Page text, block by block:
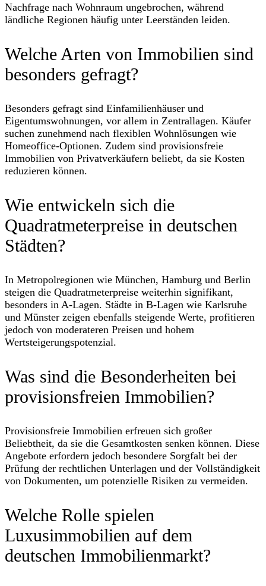
Nachfrage nach Wohnraum ungebrochen, während
ländliche Regionen häufig unter Leerständen leiden.
Welche Arten von Immobilien sind
besonders gefragt?
Besonders gefragt sind Einfamilienhäuser und
Eigentumswohnungen, vor allem in Zentrallagen. Käufer
suchen zunehmend nach flexiblen Wohnlösungen wie
Homeoffice-Optionen. Zudem sind provisionsfreie
Immobilien von Privatverkäufern beliebt, da sie Kosten
reduzieren können.
Wie entwickeln sich die
Quadratmeterpreise in deutschen
Städten?
In Metropolregionen wie München, Hamburg und Berlin
steigen die Quadratmeterpreise weiterhin signifikant,
besonders in A-Lagen. Städte in B-Lagen wie Karlsruhe
und Münster zeigen ebenfalls steigende Werte, profitieren
jedoch von moderateren Preisen und hohem
Wertsteigerungspotenzial.
Was sind die Besonderheiten bei
provisionsfreien Immobilien?
Provisionsfreie Immobilien erfreuen sich großer
Beliebtheit, da sie die Gesamtkosten senken können. Diese
Angebote erfordern jedoch besondere Sorgfalt bei der
Prüfung der rechtlichen Unterlagen und der Vollständigkeit
von Dokumenten, um potenzielle Risiken zu vermeiden.
Welche Rolle spielen
Luxusimmobilien auf dem
deutschen Immobilienmarkt?